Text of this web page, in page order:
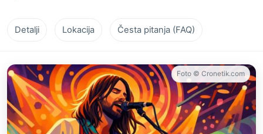
Detalji Lokacija Česta pitanja (FAQ)
Foto © Cronetik.com